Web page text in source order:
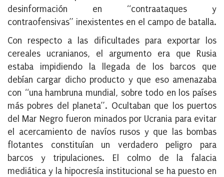
desinformación en “contraataques y
contraofensivas” inexistentes en el campo de batalla.
Con respecto a las dificultades para exportar los
cereales ucranianos, el argumento era que Rusia
estaba impidiendo la llegada de los barcos que
debían cargar dicho producto y que eso amenazaba
con “una hambruna mundial, sobre todo en los países
más pobres del planeta”. Ocultaban que los puertos
del Mar Negro fueron minados por Ucrania para evitar
el acercamiento de navíos rusos y que las bombas
flotantes constituían un verdadero peligro para
barcos y tripulaciones. El colmo de la falacia
mediática y la hipocresía institucional se ha puesto en